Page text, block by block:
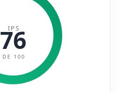
IPS
76
DE 100